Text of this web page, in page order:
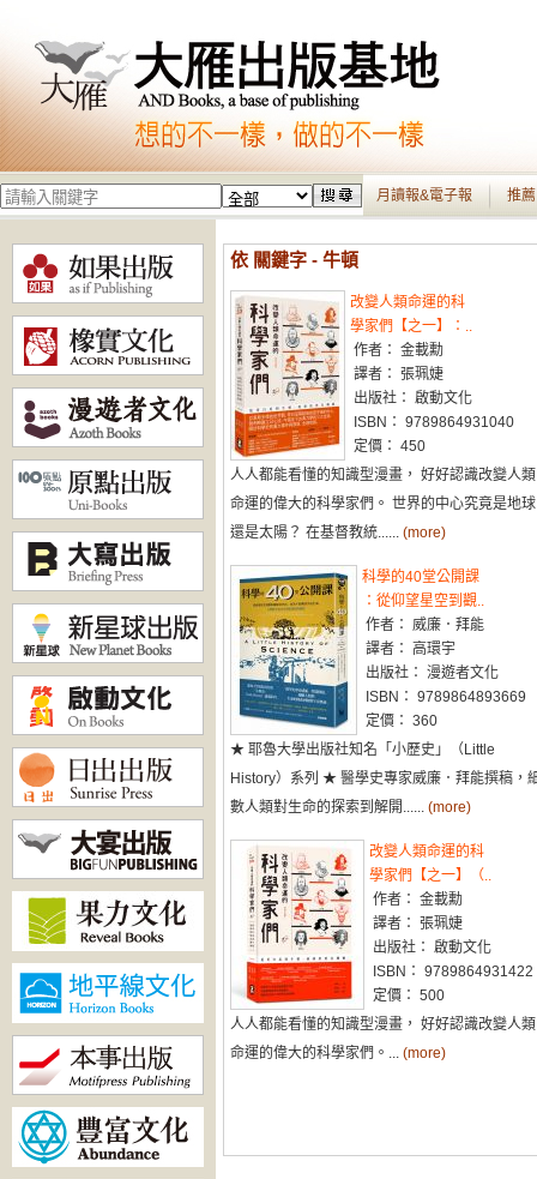
月讀報&電子報 推
依 關鍵字 - 牛頓
改變人類命運的科
學家們【之一】：..
作者： 金載勳
譯者： 張珮婕
出版社： 啟動文化
ISBN： 9789864931040
定價： 450
人人都能看懂的知識型漫畫， 好好認識改變人類
命運的偉大的科學家們。 世界的中心究竟是地球
還是太陽？ 在基督教統...... (more)
科學的40堂公開課
：從仰望星空到觀..
作者： 威廉．拜能
譯者： 高環宇
出版社： 漫遊者文化
ISBN： 9789864893669
定價： 360
★ 耶魯大學出版社知名「小歷史」（Little
History）系列 ★ 醫學史專家威廉．拜能撰稿，
數人類對生命的探索到解開...... (more)
改變人類命運的科
學家們【之一】（..
作者： 金載勳
譯者： 張珮婕
出版社： 啟動文化
ISBN： 9789864931422
定價： 500
人人都能看懂的知識型漫畫， 好好認識改變人類
命運的偉大的科學家們。... (more)